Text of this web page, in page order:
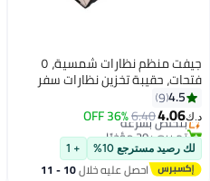
جيفت منظم نظارات شمسية، ٥
فتحات، حقيبة تخزين نظارات سفر
قابلة للطي، حامل نظارات معلق.
4.5
9
د.ك‏4.06
6.40
36% OFFبتخلّص بسرعة
تم بيع +20 مؤخرًا
بتخلّص بسرعة
لك رصيد مسترجع 10% + 1
احصل عليه خلال 10 - 11